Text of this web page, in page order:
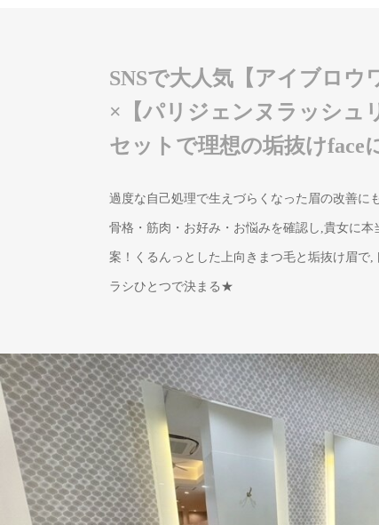
SNSで大人気【アイブロウ
×【パリジェンヌラッシュ
セットで理想の垢抜けface
過度な自己処理で生えづらくなった眉の改善に
骨格・筋肉・お好み・お悩みを確認し,貴女に本
案！くるんっとした上向きまつ毛と垢抜け眉で,
ラシひとつで決まる★